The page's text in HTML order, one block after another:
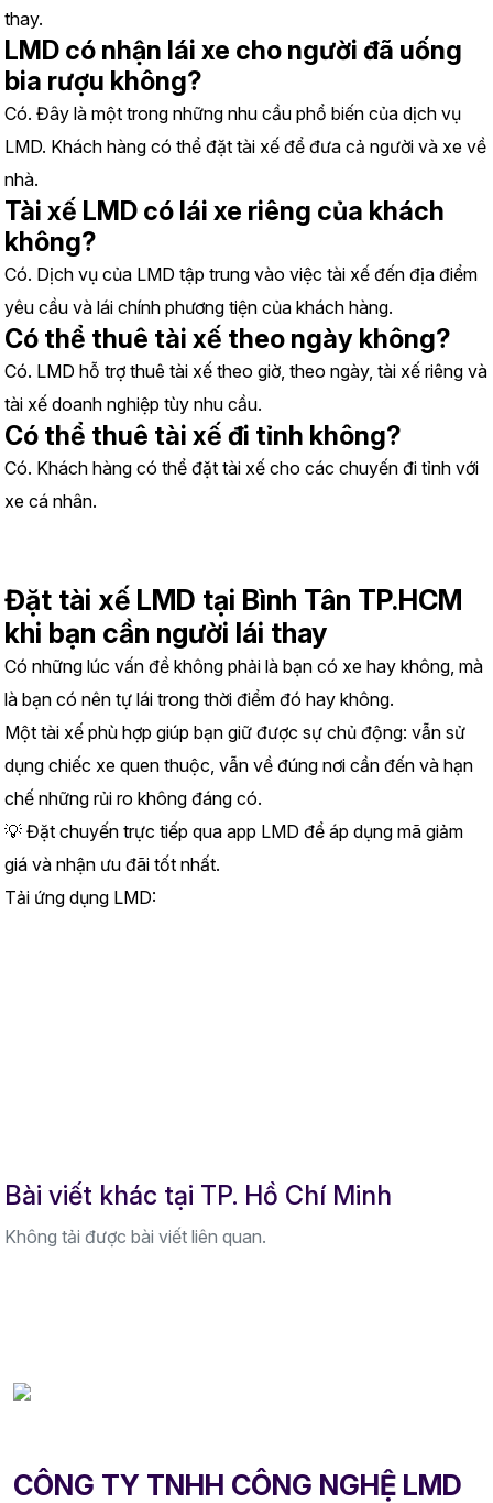
thay.
LMD có nhận lái xe cho người đã uống
bia rượu không?
Có. Đây là một trong những nhu cầu phổ biến của dịch vụ
LMD. Khách hàng có thể đặt tài xế để đưa cả người và xe về
nhà.
Tài xế LMD có lái xe riêng của khách
không?
Có. Dịch vụ của LMD tập trung vào việc tài xế đến địa điểm
yêu cầu và lái chính phương tiện của khách hàng.
Có thể thuê tài xế theo ngày không?
Có. LMD hỗ trợ thuê tài xế theo giờ, theo ngày, tài xế riêng và
tài xế doanh nghiệp tùy nhu cầu.
Có thể thuê tài xế đi tỉnh không?
Có. Khách hàng có thể đặt tài xế cho các chuyến đi tỉnh với
xe cá nhân.
Đặt tài xế LMD tại Bình Tân TP.HCM
khi bạn cần người lái thay
Có những lúc vấn đề không phải là bạn có xe hay không, mà
là bạn có nên tự lái trong thời điểm đó hay không.
Một tài xế phù hợp giúp bạn giữ được sự chủ động: vẫn sử
dụng chiếc xe quen thuộc, vẫn về đúng nơi cần đến và hạn
chế những rủi ro không đáng có.
💡 Đặt chuyến trực tiếp qua app LMD để áp dụng mã giảm
giá và nhận ưu đãi tốt nhất.
Tải ứng dụng LMD:
Bài viết khác tại TP. Hồ Chí Minh
Không tải được bài viết liên quan.
CÔNG TY TNHH CÔNG NGHỆ LMD